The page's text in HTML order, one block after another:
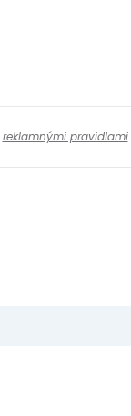
reklamnými pravidlami.